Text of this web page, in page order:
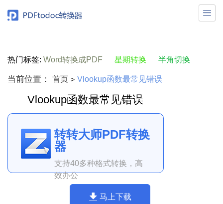

热门标签: Word转换成PDF 星期转换 半角切换
当前位置： 首页 > Vlookup函数最常见错误
Vlookup函数最常见错误
转转大师PDF转换
器
支持40多种格式转换，高
效办公
马上下载